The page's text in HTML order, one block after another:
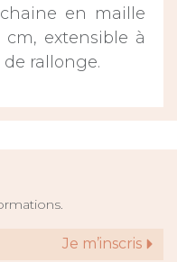
en maille
cm, extensible à
rallonge.
Je m’inscris